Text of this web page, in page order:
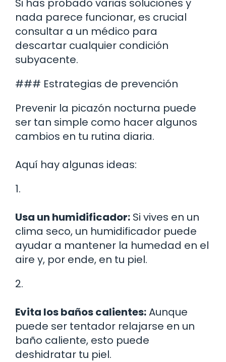
Si has probado varias soluciones y
nada parece funcionar, es crucial
consultar a un médico para
descartar cualquier condición
subyacente.
### Estrategias de prevención
Prevenir la picazón nocturna puede
ser tan simple como hacer algunos
cambios en tu rutina diaria.
Aquí hay algunas ideas:
1.
Usa un humidificador: Si vives en un
clima seco, un humidificador puede
ayudar a mantener la humedad en el
aire y, por ende, en tu piel.
2.
Evita los baños calientes:Aunque
puede ser tentador relajarse en un
baño caliente, esto puede
deshidratar tu piel.